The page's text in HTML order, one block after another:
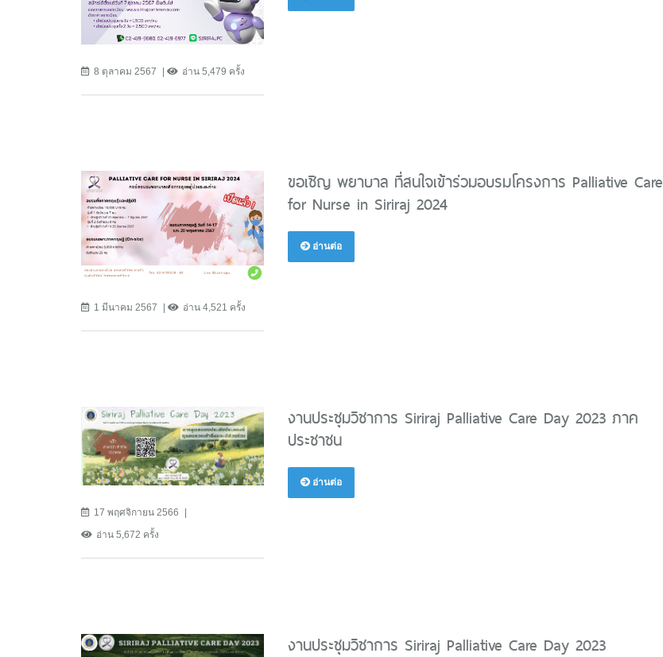
8 ตุลาคม 2567 อ่าน 5,479 ครั้ง
1 มีนาคม 2567 อ่าน 4,521 ครั้ง
ขอเชิญ พยาบาล ที่สนใจเข้าร่วมอบรมโครงการ Palliative Care
for Nurse in Siriraj 2024
อ่านต่อ
17 พฤศจิกายน 2566
อ่าน 5,672 ครั้ง
งานประชุมวิชาการ Siriraj Palliative Care Day 2023 ภาค
ประชาชน
อ่านต่อ
งานประชุมวิชาการ Siriraj Palliative Care Day 2023